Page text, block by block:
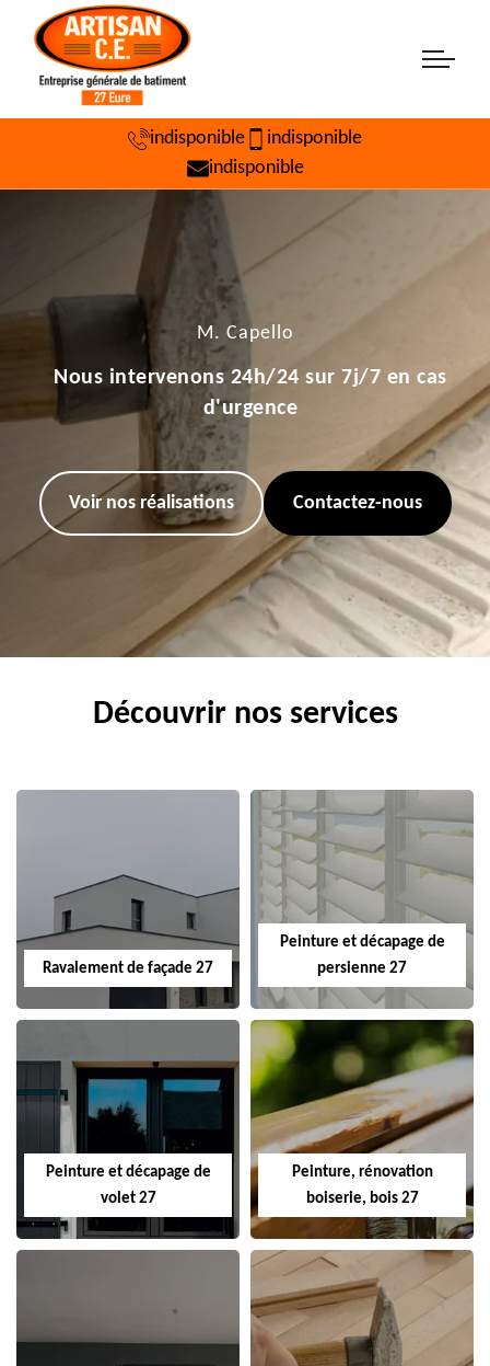
indisponible
indisponible
indisponible
M. Capello
Nous intervenons 24h/24 sur 7j/7 en cas
d'urgence
Voir nos réalisations Contactez-nous
Découvrir nos services
Ravalement de façade 27
Peinture et décapage de
persienne 27
Peinture et décapage de
volet 27
Peinture, rénovation
boiserie, bois 27